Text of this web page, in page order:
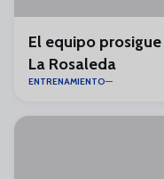
El equipo
La Rosaleda
ENTRENAMIENTO